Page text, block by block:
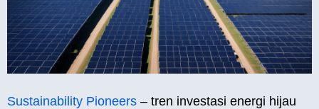
Sustainability Pioneers – tren investasi energi hijau